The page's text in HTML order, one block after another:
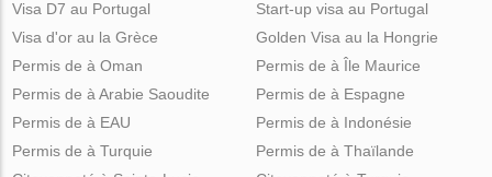
Visa D7 au Portugal
Visa d'or au la Grèce
Start-up visa au Portugal
Golden Visa au la Hongrie
Permis de à Oman
Permis de à Arabie Saoudite
Permis de à EAU
Permis de à Turquie
Permis de à Île Maurice
Permis de à Espagne
Permis de à Indonésie
Permis de à Thaïlande